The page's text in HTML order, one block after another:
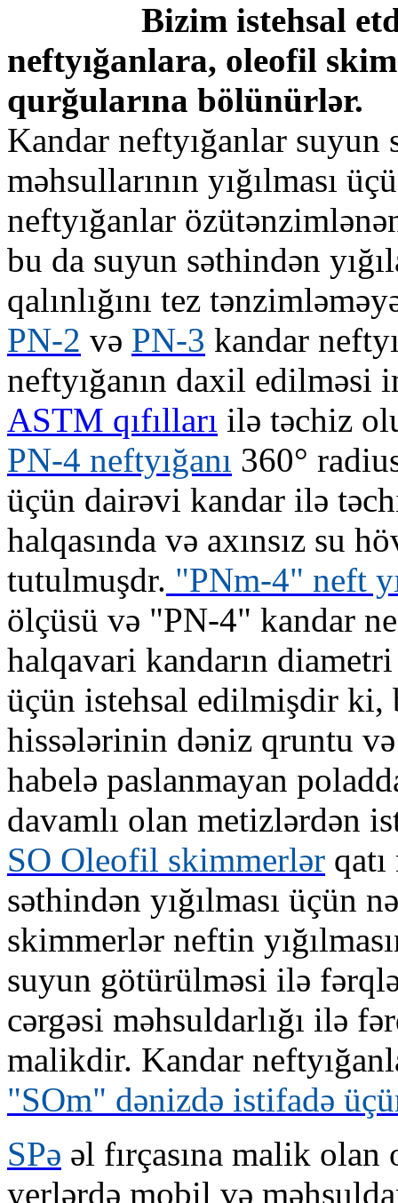
Bizim istehsal
neftyığanlara, oleofil
qurğularına bölünürlər.
Kandar neftyığanlar suyun
məhsullarının yığılması
neftyığanlar
bu da suyun səthindən
qalınlığını tez
PN-2 və PN-3 kandar
neftyığanın daxil edilməsi
ASTM qıfılları ilə təchiz
PN-4 neftyığanı 360°
üçün dairəvi kandar ilə
halqasında və axınsız su
tutulmuşdr. "PNm-4" neft
ölçüsü və "PN-4" kandar
halqavari kandarın
üçün istehsal edilmişdir ki,
hissələrinin dəniz qruntu
habelə paslanmayan
davamlı olan metizlərdən
SO Oleofil skimmerlər
səthindən yığılması üçün
skimmerlər neftin
suyun götürülməsi ilə
cərgəsi məhsuldarlığı ilə
malikdir. Kandar
"SOm" dənizdə istifadə
SPə əl fırçasına malik
yerlərdə mobil və